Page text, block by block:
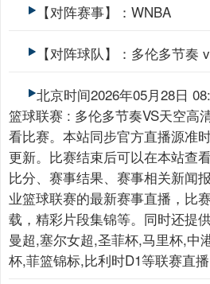
【对阵赛事】：WNBA
【对阵球队】：多伦多节奏
北京时间2026年05月28日
篮球联赛 : 多伦多节奏VS天空高
看比赛。本站同步官方直播源准
更新。比赛结束后可以在本站查
比分、赛事结果、赛事相关新闻
业篮球联赛的最新赛事直播，比
载，精彩片段集锦等。同时还提
曼超,塞尔女超,圣菲杯,马里杯,中
杯,菲篮锦标,比利时D1等联赛直播